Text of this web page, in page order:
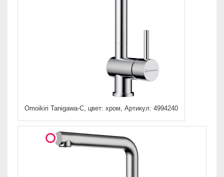
Omoikiri Tanigawa-C, цвет: хром, Артикул: 4994240